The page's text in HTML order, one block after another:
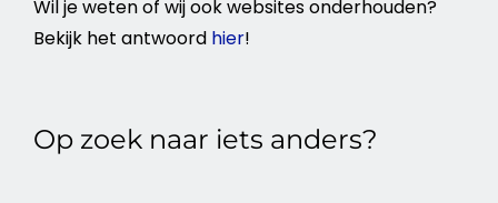
Wil je weten of wij ook websites onderhouden?
Bekijk het antwoord hier!
Op zoek naar iets anders?